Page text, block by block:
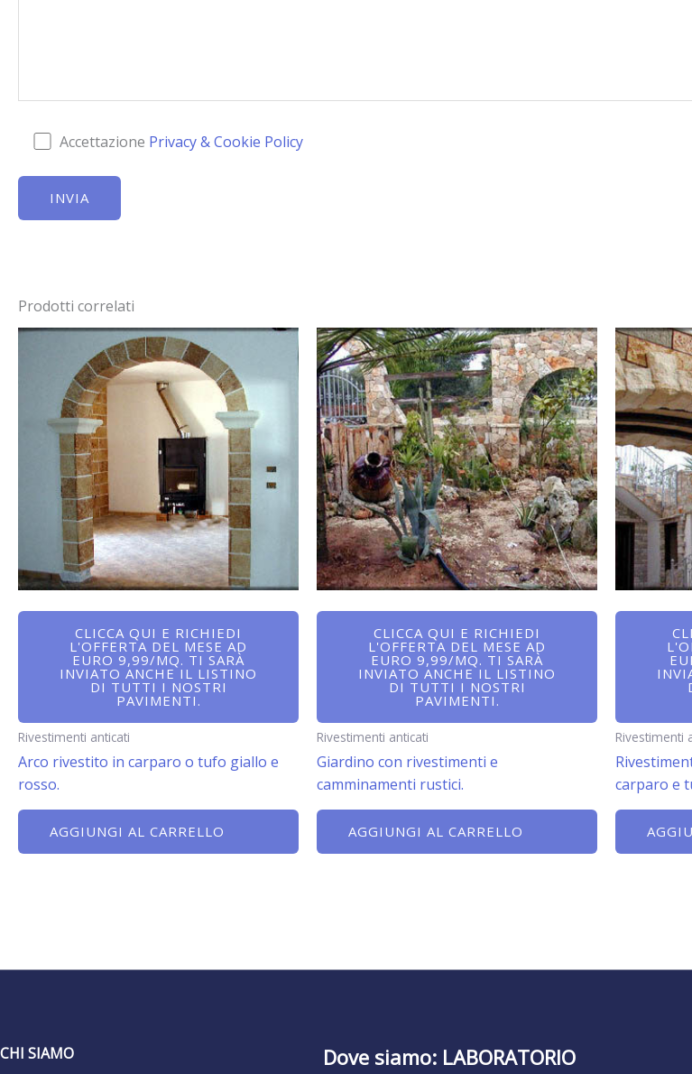
Accettazione Privacy & Cookie Policy
Prodotti correlati
CLICCA QUI E RICHIEDI
L'OFFERTA DEL MESE AD
EURO 9,99/MQ. TI SARÀ
INVIATO ANCHE IL LISTINO
DI TUTTI I NOSTRI
PAVIMENTI.
Rivestimenti anticati
Arco rivestito in carparo o tufo giallo e
rosso.
AGGIUNGI AL CARRELLO
CLICCA QUI E RICHIEDI
L'OFFERTA DEL MESE AD
EURO 9,99/MQ. TI SARÀ
INVIATO ANCHE IL LISTINO
DI TUTTI I NOSTRI
PAVIMENTI.
Rivestimenti anticati
Giardino con rivestimenti e
camminamenti rustici.
AGGIUNGI AL CARRELLO
Rivestimenti
carparo e
CHI SIAMO Dove siamo: LABORATORIO